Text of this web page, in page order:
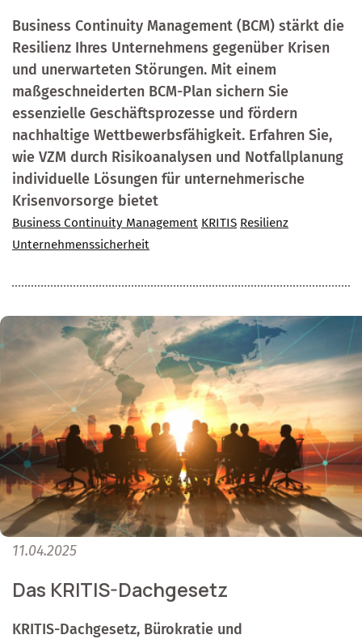
Business Continuity Management (BCM) stärkt die
Resilienz Ihres Unternehmens gegenüber Krisen
und unerwarteten Störungen. Mit einem
maßgeschneiderten BCM-Plan sichern Sie
essenzielle Geschäftsprozesse und fördern
nachhaltige Wettbewerbsfähigkeit. Erfahren Sie,
wie VZM durch Risikoanalysen und Notfallplanung
individuelle Lösungen für unternehmerische
Krisenvorsorge bietet
Business Continuity Management KRITIS Resilienz
Unternehmenssicherheit
11.04.2025
Das KRITIS-Dachgesetz
KRITIS-Dachgesetz, Bürokratie und